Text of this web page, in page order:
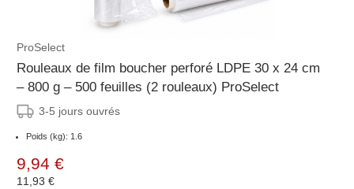
ProSelect
Rouleaux de film boucher perforé LDPE 30 x 24 cm
– 800 g – 500 feuilles (2 rouleaux) ProSelect
3-5 jours ouvrés
Poids (kg): 1.6
9,94 €
11,93 €